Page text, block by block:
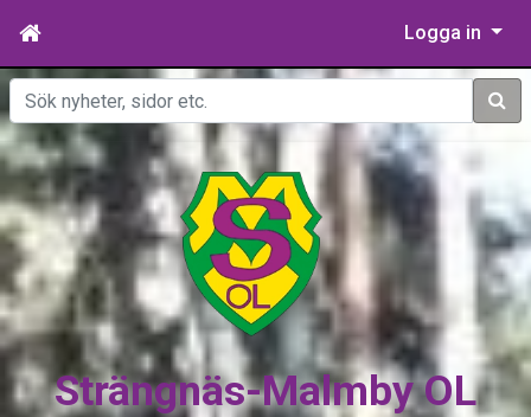
Logga in
Sök
Strängnäs-Malmby OL